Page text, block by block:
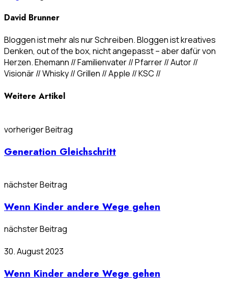
David Brunner
Bloggen ist mehr als nur Schreiben. Bloggen ist kreatives
Denken, out of the box, nicht angepasst – aber dafür von
Herzen. Ehemann // Familienvater // Pfarrer // Autor //
Visionär // Whisky // Grillen // Apple // KSC //
Weitere Artikel
vorheriger Beitrag
Generation Gleichschritt
nächster Beitrag
Wenn Kinder andere Wege gehen
nächster Beitrag
30. August 2023
Wenn Kinder andere Wege gehen